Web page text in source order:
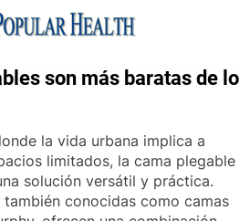
Health
son más baratas de lo
la vida urbana implica a
limitados, la cama plegable
solución versátil y práctica.
también conocidas como camas